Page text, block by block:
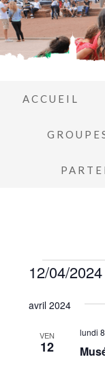
ACCUEIL
12/04/2024
une
avril 2024
VEN
12
lundi